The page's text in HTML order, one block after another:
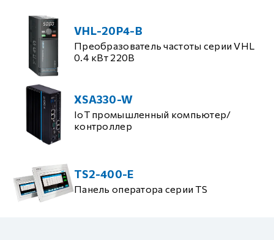
VHL-20P4-B
Преобразователь частоты серии VHL
0.4 кВт 220В
XSA330-W
IoT промышленный компьютер/
контроллер
TS2-400-E
Панель оператора серии TS